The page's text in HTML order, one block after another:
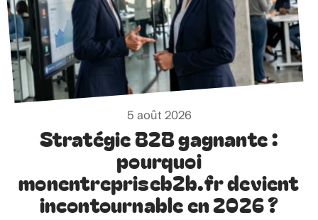
5 août 2026
Stratégie B2B gagnante :
pourquoi
monentrepriseb2b.fr devient
incontournable en 2026 ?